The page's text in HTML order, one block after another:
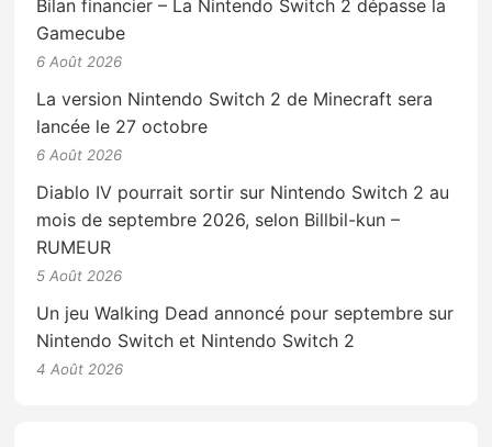
Bilan financier – La Nintendo Switch 2 dépasse la
Gamecube
6 Août 2026
La version Nintendo Switch 2 de Minecraft sera
lancée le 27 octobre
6 Août 2026
Diablo IV pourrait sortir sur Nintendo Switch 2 au
mois de septembre 2026, selon Billbil-kun –
RUMEUR
5 Août 2026
Un jeu Walking Dead annoncé pour septembre sur
Nintendo Switch et Nintendo Switch 2
4 Août 2026